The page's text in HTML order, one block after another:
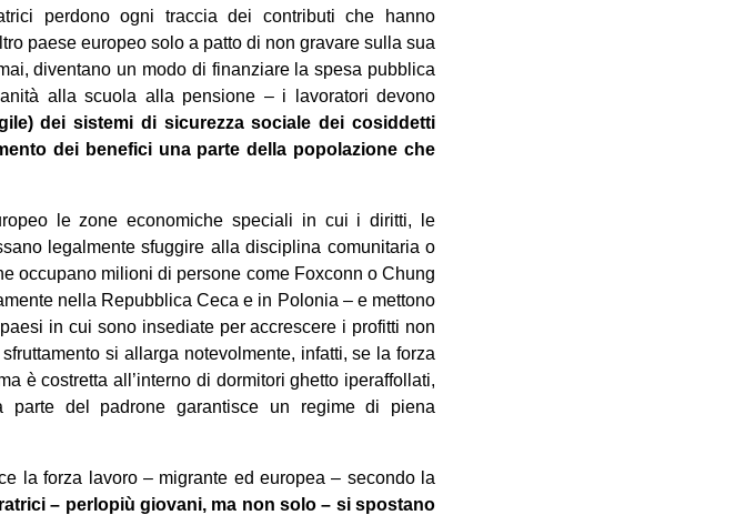
perdono ogni traccia dei contributi che hanno
paese europeo solo a patto di non gravare sulla sua
diventano un modo di finanziare la spesa pubblica
alla scuola alla pensione – i lavoratori devono
dei sistemi di sicurezza sociale dei cosiddetti
dei benefici una parte della popolazione che
le zone economiche speciali in cui i diritti, le
legalmente sfuggire alla disciplina comunitaria o
occupano milioni di persone come Foxconn o Chung
nella Repubblica Ceca e in Polonia – e mettono
in cui sono insediate per accrescere i profitti non
si allarga notevolmente, infatti, se la forza
è costretta all’interno di dormitori ghetto iperaffollati,
del padrone garantisce un regime di piena
la forza lavoro – migrante ed europea – secondo la
– perlopiù giovani, ma non solo – si spostano